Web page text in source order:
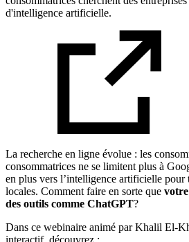
d'intelligence artificielle.
La recherche en ligne évolue : les
consommatrices ne se limitent plus à
en plus vers l’intelligence artificielle pour
locales. Comment faire en sorte que
des outils comme ChatGPT?
Dans ce webinaire animé par Khalil El-
interactif, découvrez :